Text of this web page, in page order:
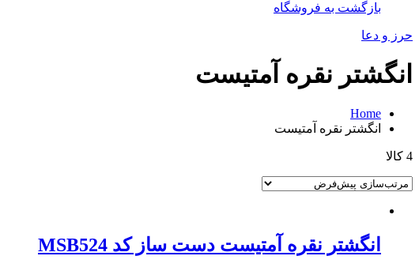
بازگشت به فروشگاه
حرز و دعا
انگشتر نقره آمتیست
Home
انگشتر نقره آمتیست
4 کالا
انگشتر نقره آمتیست دست ساز کد MSB524